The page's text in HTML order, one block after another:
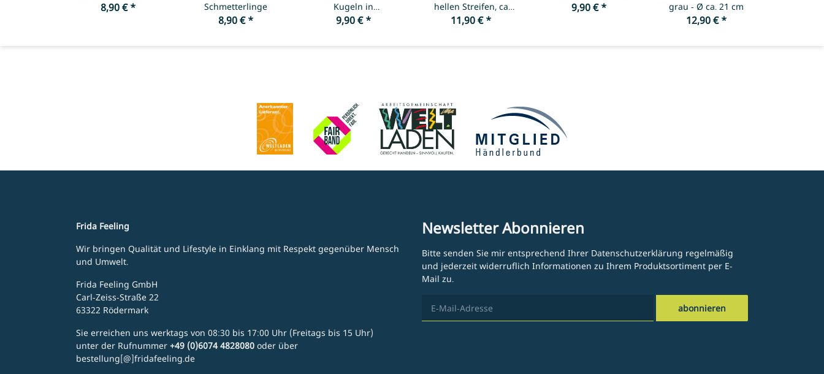
8,90 €*
Schmetterlinge
8,90 €*
Kugeln in
Regenbogentöne -
9,90 €*
hellen Streifen, ca
50x65 cm, Baumwolle
11,90 €*
9,90 €*
grau - Ø ca. 21 cm
12,90 €*
Frida Feeling
Wir bringen Qualität und Lifestyle in Einklang mit Respekt gegenüber Mensch
und Umwelt.
Frida Feeling GmbH
Carl-Zeiss-Straße 22
63322 Rödermark
Sie erreichen uns werktags von 08:30 bis 17:00 Uhr (Freitags bis 15 Uhr)
unter der Rufnummer +49 (0)6074 4828080 oder über
bestellung[@]fridafeeling.de
Newsletter Abonnieren
Bitte senden Sie mir entsprechend Ihrer Datenschutzerklärung regelmäßig
und jederzeit widerruflich Informationen zu Ihrem Produktsortiment per E-
Mail zu.
abonnieren